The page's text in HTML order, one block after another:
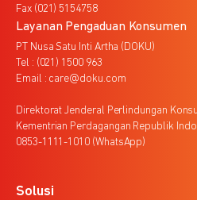
Fax (021) 5154758
Layanan Pengaduan Konsumen
PT Nusa Satu Inti Artha (DOKU)
Tel : (021) 1500 963
Email : care@doku.com
Direktorat Jenderal Perlindungan
Kementrian Perdagangan Republik
0853-1111-1010 (WhatsApp)
Solusi